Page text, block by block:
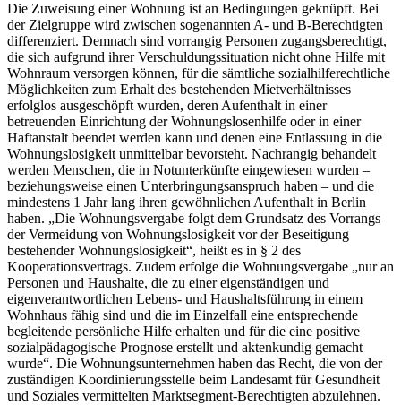
Die Zuweisung einer Wohnung ist an Bedingungen geknüpft. Bei
der Zielgruppe wird zwischen sogenannten A- und B-Berechtigten
differenziert. Demnach sind vorrangig Personen zugangsberechtigt,
die sich aufgrund ihrer Verschuldungssituation nicht ohne Hilfe mit
Wohnraum versorgen können, für die sämtliche sozialhilferechtliche
Möglichkeiten zum Erhalt des bestehenden Mietverhältnisses
erfolglos ausgeschöpft wurden, deren Aufenthalt in einer
betreuenden Einrichtung der Wohnungslosenhilfe oder in einer
Haftanstalt beendet werden kann und denen eine Entlassung in die
Wohnungslosigkeit unmittelbar bevorsteht. Nachrangig behandelt
werden Menschen, die in Notunterkünfte eingewiesen wurden –
beziehungsweise einen Unterbringungsanspruch haben – und die
mindestens 1 Jahr lang ihren gewöhnlichen Aufenthalt in Berlin
haben. „Die Wohnungsvergabe folgt dem Grundsatz des Vorrangs
der Vermeidung von Wohnungslosigkeit vor der Beseitigung
bestehender Wohnungslosigkeit“, heißt es in § 2 des
Kooperationsvertrags. Zudem erfolge die Wohnungsvergabe „nur an
Personen und Haushalte, die zu einer eigenständigen und
eigenverantwortlichen Lebens- und Haushaltsführung in einem
Wohnhaus fähig sind und die im Einzelfall eine entsprechende
begleitende persönliche Hilfe erhalten und für die eine positive
sozialpädagogische Prognose erstellt und aktenkundig gemacht
wurde“. Die Wohnungsunternehmen haben das Recht, die von der
zuständigen Koordinierungsstelle beim Landesamt für Gesundheit
und Soziales vermittelten Marktsegment-Berechtigten abzulehnen.